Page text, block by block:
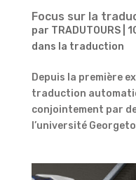
Focus sur la
par TRADUTOURS|
dans la traduction
Depuis la première
traduction
conjointement par
l’université